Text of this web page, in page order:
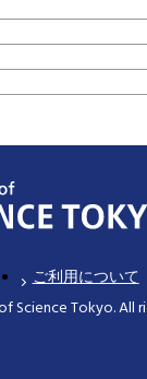
物質・情報
ご利用について
Science Tokyo. All